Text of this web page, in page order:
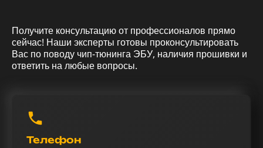
Получите консультацию от профессионалов прямо
сейчас! Наши эксперты готовы проконсультировать
Вас по поводу чип-тюнинга ЭБУ, наличия прошивки и
ответить на любые вопросы.
Телефон